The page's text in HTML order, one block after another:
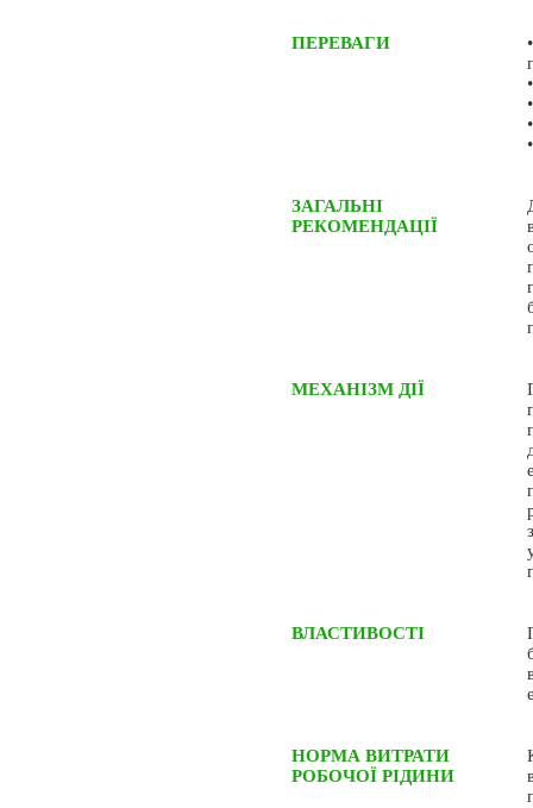
ПЕРЕВАГИ
ЗАГАЛЬНІ
РЕКОМЕНДАЦІЇ
МЕХАНІЗМ ДІЇ
ВЛАСТИВОСТІ
НОРМА ВИТРАТИ
РОБОЧОЇ РІДИНИ